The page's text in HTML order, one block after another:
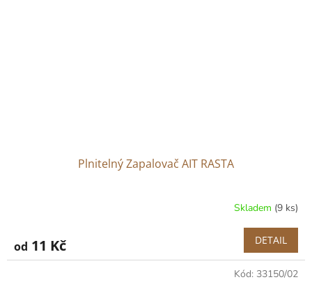
Plnitelný Zapalovač AIT RASTA
Skladem (9 ks)
od 11 Kč DETAIL
Kód: 33150/02